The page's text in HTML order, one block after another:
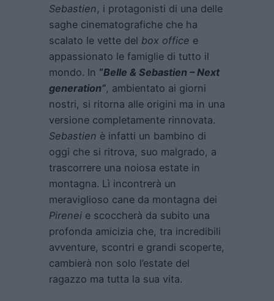
Sebastien, i protagonisti di una delle
saghe cinematografiche che ha
scalato le vette del box office e
appassionato le famiglie di tutto il
mondo. In “Belle & Sebastien – Next
generation”, ambientato ai giorni
nostri, si ritorna alle origini ma in una
versione completamente rinnovata.
Sebastien è infatti un bambino di
oggi che si ritrova, suo malgrado, a
trascorrere una noiosa estate in
montagna. Lì incontrerà un
meraviglioso cane da montagna dei
Pirenei e scoccherà da subito una
profonda amicizia che, tra incredibili
avventure, scontri e grandi scoperte,
cambierà non solo l’estate del
ragazzo ma tutta la sua vita.